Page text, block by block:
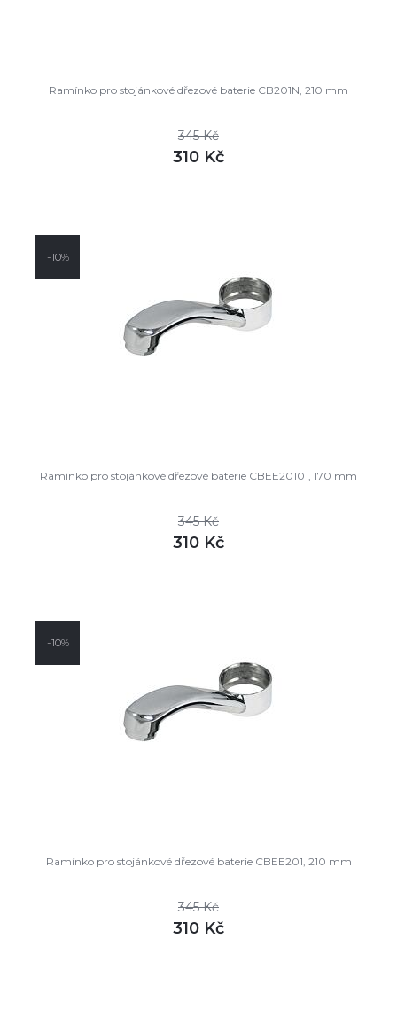
Ramínko pro stojánkové dřezové baterie CB201N, 210 mm
345 Kč
310 Kč
-10%
Ramínko pro stojánkové dřezové baterie CBEE20101, 170 mm
345 Kč
310 Kč
-10%
Ramínko pro stojánkové dřezové baterie CBEE201, 210 mm
345 Kč
310 Kč